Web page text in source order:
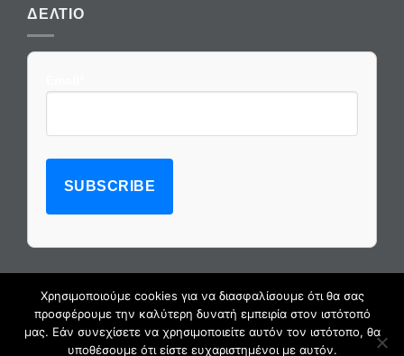
ΔΕΛΤΊΟ
Χρησιμοποιούμε cookies για να διασφαλίσουμε ότι θα σας
προσφέρουμε την καλύτερη δυνατή εμπειρία στον ιστότοπό
μας. Εάν συνεχίσετε να χρησιμοποιείτε αυτόν τον ιστότοπο, θα
υποθέσουμε ότι είστε ευχαριστημένοι με αυτόν.